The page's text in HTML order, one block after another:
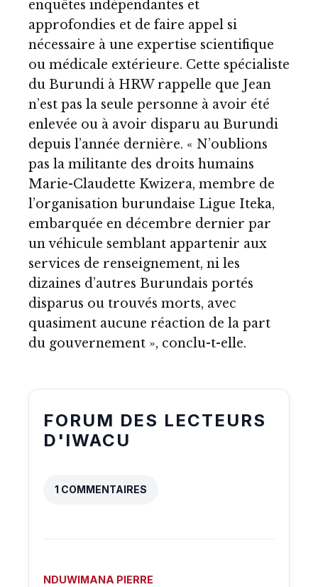
enquêtes indépendantes et
approfondies et de faire appel si
nécessaire à une expertise scientifique
ou médicale extérieure. Cette spécialiste
du Burundi à HRW rappelle que Jean
n’est pas la seule personne à avoir été
enlevée ou à avoir disparu au Burundi
depuis l’année dernière. « N’oublions
pas la militante des droits humains
Marie-Claudette Kwizera, membre de
l’organisation burundaise Ligue Iteka,
embarquée en décembre dernier par
un véhicule semblant appartenir aux
services de renseignement, ni les
dizaines d’autres Burundais portés
disparus ou trouvés morts, avec
quasiment aucune réaction de la part
du gouvernement », conclu-t-elle.
FORUM DES LECTEURS
D'IWACU
1 COMMENTAIRES
NDUWIMANA PIERRE